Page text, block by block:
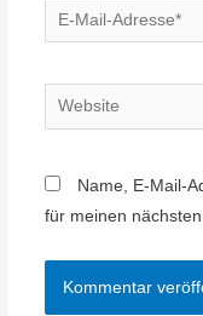
E-
Mail-
Website
Name, E-Mail-
für meinen